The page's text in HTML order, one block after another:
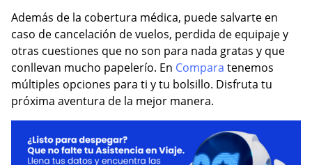
Además de la cobertura médica, puede salvarte en
caso de cancelación de vuelos, perdida de equipaje y
otras cuestiones que no son para nada gratas y que
conllevan mucho papelerío. En Compara tenemos
múltiples opciones para ti y tu bolsillo. Disfruta tu
próxima aventura de la mejor manera.